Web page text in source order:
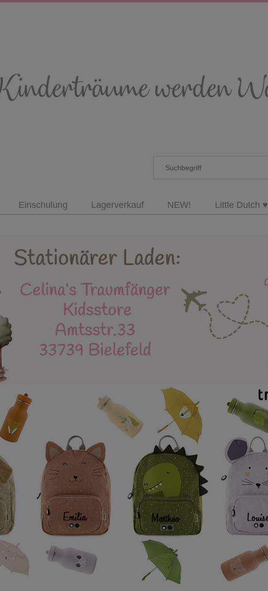
Einschulung Lagerverkauf NEW! Little Dutch ♥
Neue Produkte Stapelstein
Instagram